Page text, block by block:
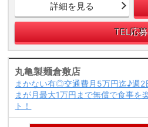
詳細を見る
TEL応募
丸亀製麺倉敷店
まかない有◎交通費月5万円迄♪週
まが月最大1万円まで無償で食事を
ト！